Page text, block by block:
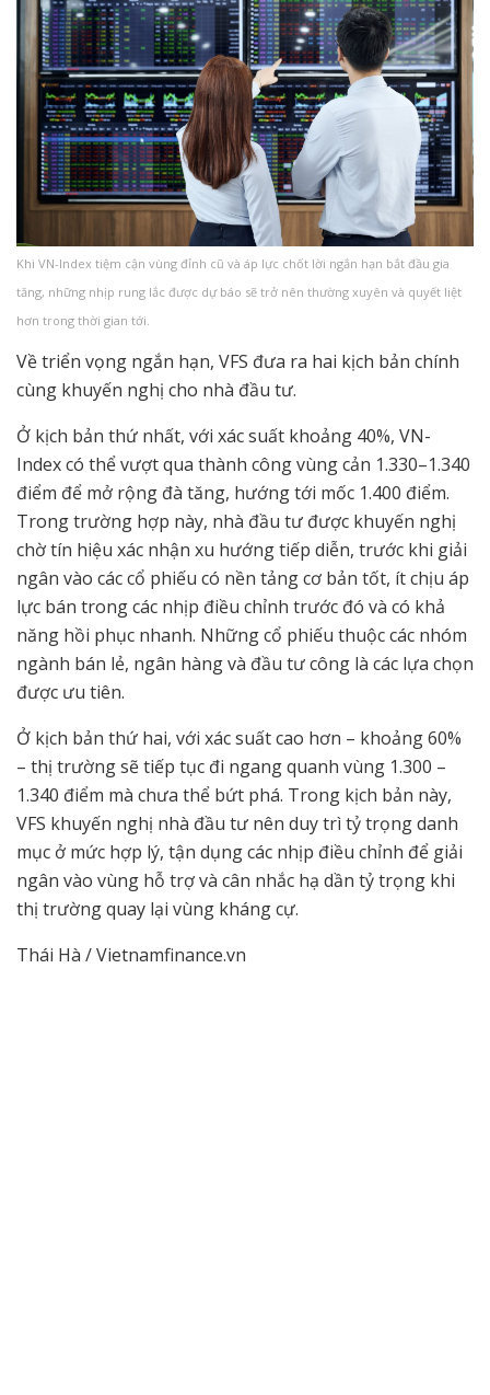
Khi VN-Index tiệm cận vùng đỉnh cũ và áp lực chốt lời ngắn hạn bắt đầu gia
tăng, những nhịp rung lắc được dự báo sẽ trở nên thường xuyên và quyết liệt
hơn trong thời gian tới.
Về triển vọng ngắn hạn, VFS đưa ra hai kịch bản chính
cùng khuyến nghị cho nhà đầu tư.
Ở kịch bản thứ nhất, với xác suất khoảng 40%, VN-
Index có thể vượt qua thành công vùng cản 1.330–1.340
điểm để mở rộng đà tăng, hướng tới mốc 1.400 điểm.
Trong trường hợp này, nhà đầu tư được khuyến nghị
chờ tín hiệu xác nhận xu hướng tiếp diễn, trước khi giải
ngân vào các cổ phiếu có nền tảng cơ bản tốt, ít chịu áp
lực bán trong các nhịp điều chỉnh trước đó và có khả
năng hồi phục nhanh. Những cổ phiếu thuộc các nhóm
ngành bán lẻ, ngân hàng và đầu tư công là các lựa chọn
được ưu tiên.
Ở kịch bản thứ hai, với xác suất cao hơn – khoảng 60%
– thị trường sẽ tiếp tục đi ngang quanh vùng 1.300 –
1.340 điểm mà chưa thể bứt phá. Trong kịch bản này,
VFS khuyến nghị nhà đầu tư nên duy trì tỷ trọng danh
mục ở mức hợp lý, tận dụng các nhịp điều chỉnh để giải
ngân vào vùng hỗ trợ và cân nhắc hạ dần tỷ trọng khi
thị trường quay lại vùng kháng cự.
Thái Hà / Vietnamfinance.vn